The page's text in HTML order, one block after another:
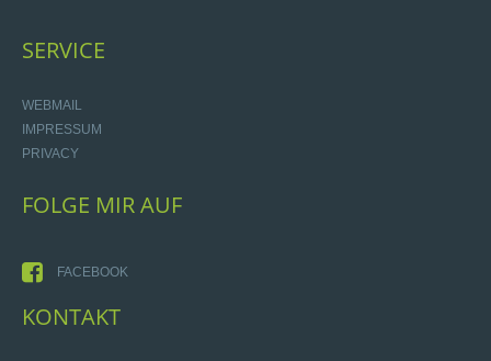
SERVICE
WEBMAIL
IMPRESSUM
PRIVACY
FOLGE MIRAUF
FACEBOOK
KONTAKT